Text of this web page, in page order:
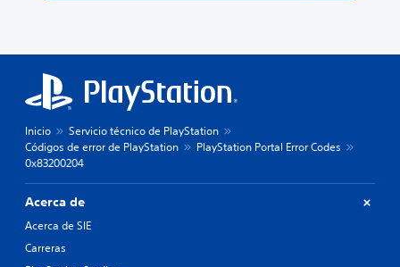
Inicio
Servicio técnico de PlayStation
Códigos de error de PlayStation
PlayStation Portal Error Codes
0x83200204
Acerca de
Acerca de SIE
Carreras